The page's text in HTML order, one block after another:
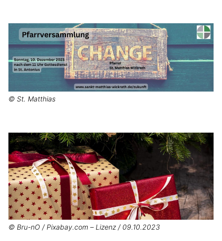
© St. Matthias
© Bru-nO / Pixabay.com – Lizenz / 09.10.2023